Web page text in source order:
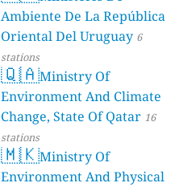
Ambiente De La República
Oriental Del Uruguay 6
stations
🇶🇦Ministry Of
Environment And Climate
Change, State Of Qatar 16
stations
🇲🇰Ministry Of
Environment And Physical